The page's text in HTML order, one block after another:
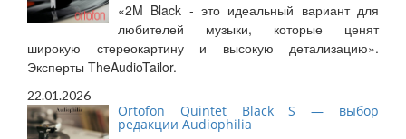
«2M Black - это идеальный вариант для
любителей музыки, которые ценят
широкую стереокартину и высокую детализацию».
Эксперты TheAudioTailor.
22.01.2026
Ortofon Quintet Black S — выбор
редакции Audiophilia